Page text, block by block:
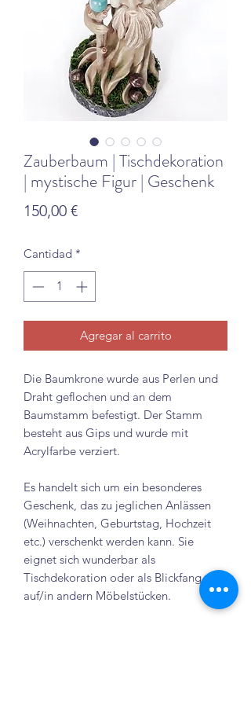
Zauberbaum | Tischdekoration
| mystische Figur | Geschenk
150,00 €Precio
Cantidad *
Agregar al carrito
Die Baumkrone wurde aus Perlen und
Draht geflochen und an dem
Baumstamm befestigt. Der Stamm
besteht aus Gips und wurde mit
Acrylfarbe verziert.
Es handelt sich um ein besonderes
Geschenk, das zu jeglichen Anlässen
(Weihnachten, Geburtstag, Hochzeit
etc.) verschenkt werden kann. Sie
eignet sich wunderbar als
Tischdekoration oder als Blickfang
auf/in andern Möbelstücken.